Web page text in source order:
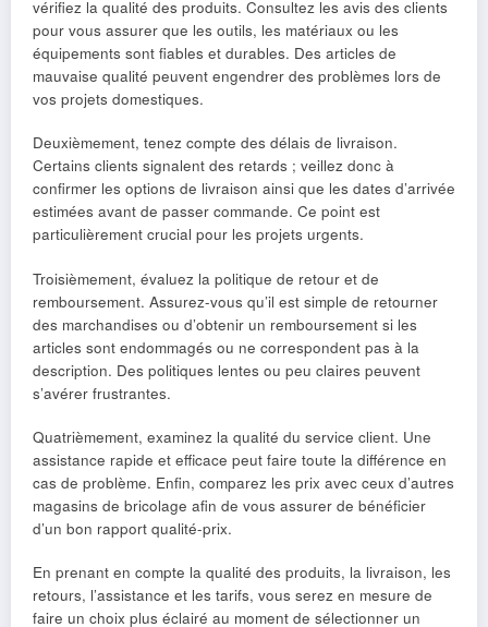
vérifiez la qualité des produits. Consultez les avis des clients
pour vous assurer que les outils, les matériaux ou les
équipements sont fiables et durables. Des articles de
mauvaise qualité peuvent engendrer des problèmes lors de
vos projets domestiques.
Deuxièmement, tenez compte des délais de livraison.
Certains clients signalent des retards ; veillez donc à
confirmer les options de livraison ainsi que les dates d’arrivée
estimées avant de passer commande. Ce point est
particulièrement crucial pour les projets urgents.
Troisièmement, évaluez la politique de retour et de
remboursement. Assurez-vous qu’il est simple de retourner
des marchandises ou d’obtenir un remboursement si les
articles sont endommagés ou ne correspondent pas à la
description. Des politiques lentes ou peu claires peuvent
s’avérer frustrantes.
Quatrièmement, examinez la qualité du service client. Une
assistance rapide et efficace peut faire toute la différence en
cas de problème. Enfin, comparez les prix avec ceux d’autres
magasins de bricolage afin de vous assurer de bénéficier
d’un bon rapport qualité-prix.
En prenant en compte la qualité des produits, la livraison, les
retours, l’assistance et les tarifs, vous serez en mesure de
faire un choix plus éclairé au moment de sélectionner un